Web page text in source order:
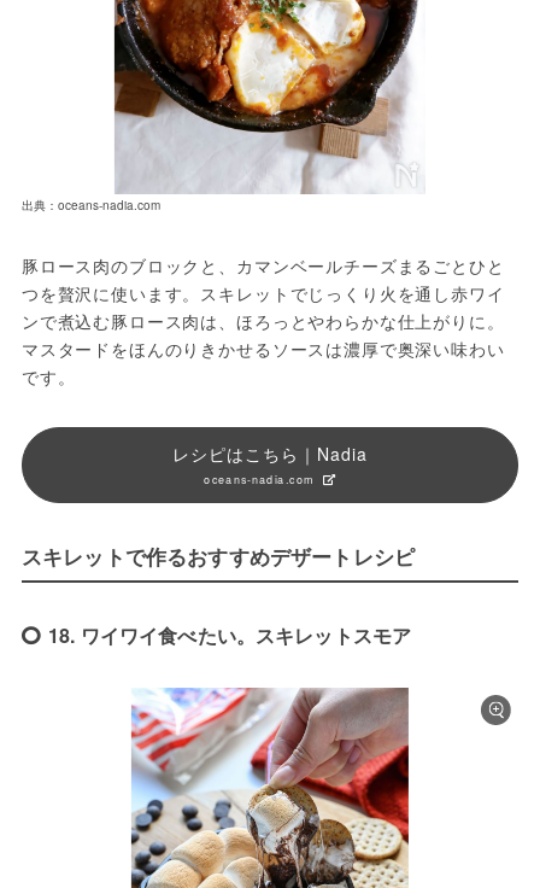
出典：oceans-nadia.com
豚ロース肉のブロックと、カマンベールチーズまるごとひと
つを贅沢に使います。スキレットでじっくり火を通し赤ワイ
ンで煮込む豚ロース肉は、ほろっとやわらかな仕上がりに。
マスタードをほんのりきかせるソースは濃厚で奥深い味わい
です。
レシピはこちら｜Nadia
oceans-nadia.com
スキレットで作るおすすめデザートレシピ
18. ワイワイ食べたい。スキレットスモア